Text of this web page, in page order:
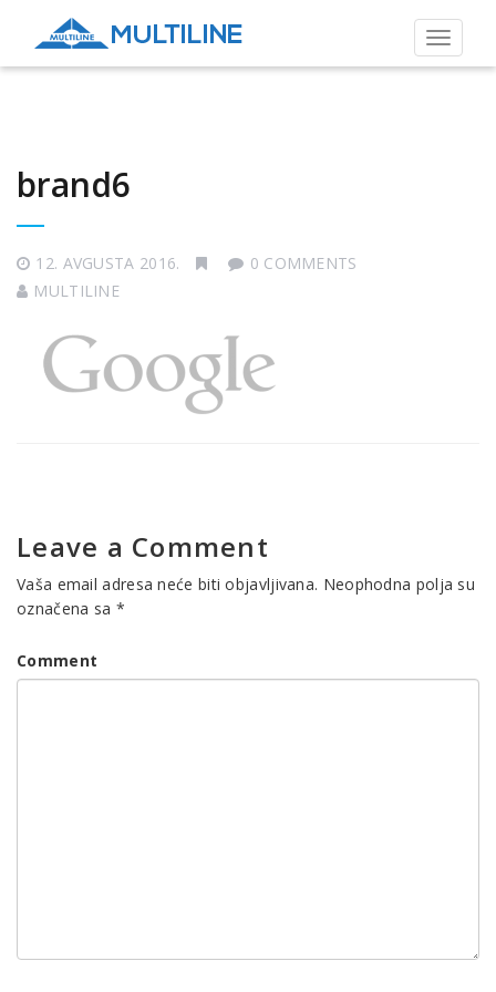
Toggle
brand6
12. AVGUSTA 2016.
0 COMMENTS
MULTILINE
Leave a Comment
Vaša email adresa neće biti objavljivana. Neophodna polja su
označena sa *
Comment